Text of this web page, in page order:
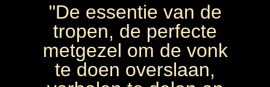
"De essentie van de
tropen, de perfecte
metgezel om de vonk
te doen overslaan,